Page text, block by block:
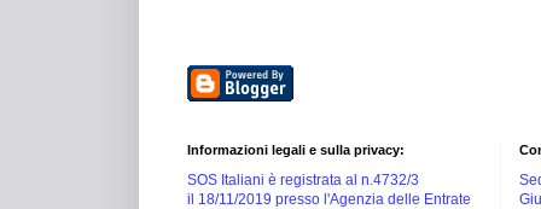
Informazioni legali e sulla privacy:
SOS Italiani è registrata al n.4732/3
il 18/11/2019 presso l'Agenzia delle Entrate